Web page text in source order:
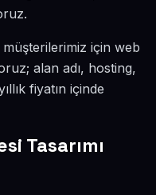
için web
alan adı, hosting,
fiyatın içinde
Tasarımı